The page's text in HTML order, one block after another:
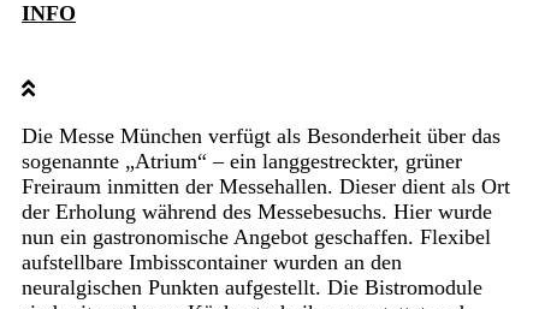
INFO
Die Messe München verfügt als Besonderheit über das
sogenannte „Atrium“ – ein langgestreckter, grüner
Freiraum inmitten der Messehallen. Dieser dient als Ort
der Erholung während des Messebesuchs. Hier wurde
nun ein gastronomische Angebot geschaffen. Flexibel
aufstellbare Imbisscontainer wurden an den
neuralgischen Punkten aufgestellt. Die Bistromodule